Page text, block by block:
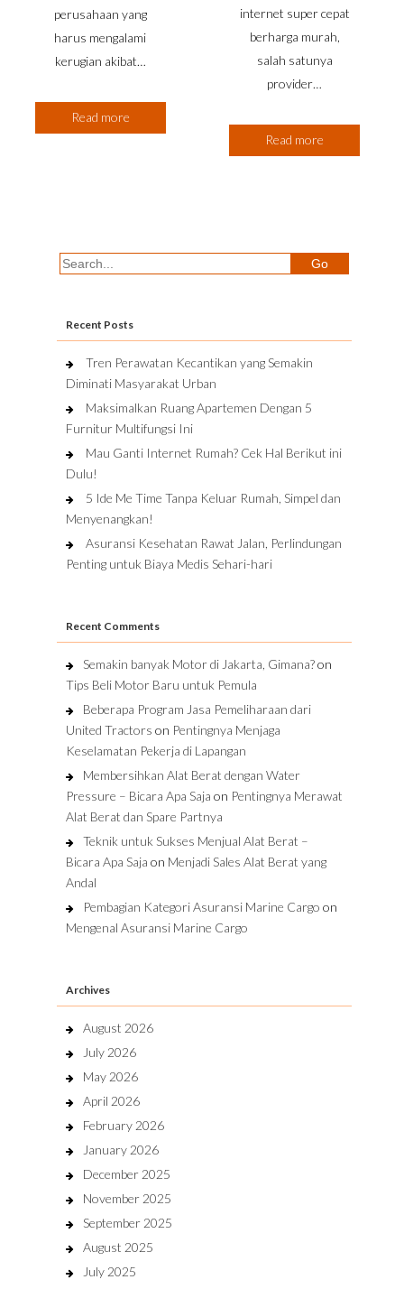
perusahaan yang
harus mengalami
kerugian akibat…
Read more
internet super cepat
berharga murah,
salah satunya
provider…
Read more
Recent Posts
Tren Perawatan Kecantikan yang Semakin
Diminati Masyarakat Urban
Maksimalkan Ruang Apartemen Dengan 5
Furnitur Multifungsi Ini
Mau Ganti Internet Rumah? Cek Hal Berikut ini
Dulu!
5 Ide Me Time Tanpa Keluar Rumah, Simpel dan
Menyenangkan!
Asuransi Kesehatan Rawat Jalan, Perlindungan
Penting untuk Biaya Medis Sehari-hari
Recent Comments
Semakin banyak Motor di Jakarta, Gimana?on
Tips Beli Motor Baru untuk Pemula
Beberapa Program Jasa Pemeliharaan dari
United Tractors on Pentingnya Menjaga
Keselamatan Pekerja di Lapangan
Membersihkan Alat Berat dengan Water
Pressure – Bicara Apa Saja on Pentingnya Merawat
Alat Berat dan Spare Partnya
Teknik untuk Sukses Menjual Alat Berat –
Bicara Apa Saja on Menjadi Sales Alat Berat yang
Andal
Pembagian Kategori Asuransi Marine Cargo on
Mengenal Asuransi Marine Cargo
Archives
August 2026
July 2026
May 2026
April 2026
February 2026
January 2026
December 2025
November 2025
September 2025
August 2025
July 2025